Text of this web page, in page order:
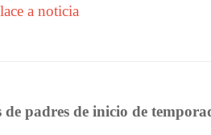
a noticia
de padres de inicio de